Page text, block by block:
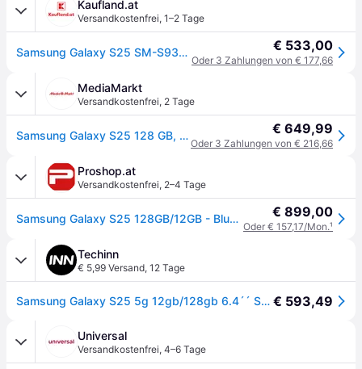
Kaufland.at
Versandkostenfrei, 1–2 Tage
Samsung Galaxy S25 SM-S931B/DS, 15,8 cm (6.2"), 12 GB, 128 GB, 50 MP, Android 15, Schwarz € 533,00
Oder 3 Zahlungen von € 177,66
MediaMarkt
Versandkostenfrei, 2 Tage
Samsung Galaxy S25 128 GB, Blueblack, Dual SIM - Schwarz € 649,99
Oder 3 Zahlungen von € 216,66
Proshop.at
Versandkostenfrei, 2–4 Tage
Samsung Galaxy S25 128GB/12GB - Blueblack € 899,00
Oder € 157,17/Mon.¹
Techinn
€ 5,99 Versand, 12 Tage
Samsung Galaxy S25 5g 12gb/128gb 6.4´´ Schwarz € 593,49
Universal
Versandkostenfrei, 4–6 Tage